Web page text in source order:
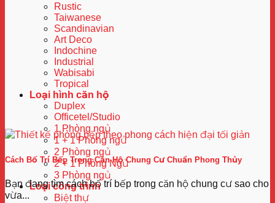
Rustic
Taiwanese
Scandinavian
Art Deco
Indochine
Industrial
Wabisabi
Tropical
Loại hình căn hộ
Duplex
Officetel/Studio
1 Phòng ngủ
1 + 1 Phòng ngủ
2 Phòng ngủ
2 + 1 Phòng Ngủ
3 Phòng ngủ
Loại công trình
Biệt thự
Cách Bố Trí Bếp Trong Căn Hộ Chung Cư Chuẩn Phong Thủy
Bạn đang tìm cách bố trí bếp trong căn hộ chung cư sao cho
vừa...